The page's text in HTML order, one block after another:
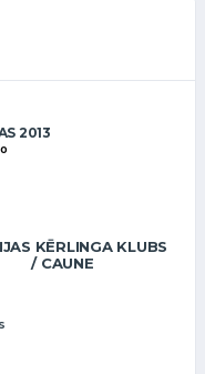
2013
KĒRLINGA KLUBS
/ CAUNE